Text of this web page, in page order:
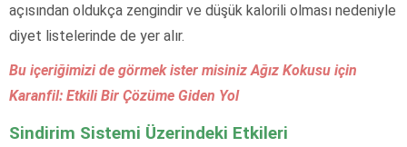
açısından oldukça zengindir ve düşük kalorili olması nedeniyle
diyet listelerinde de yer alır.
Bu içeriğimizi de görmek ister misiniz Ağız Kokusu için
Karanfil: Etkili Bir Çözüme Giden Yol
Sindirim Sistemi Üzerindeki Etkileri